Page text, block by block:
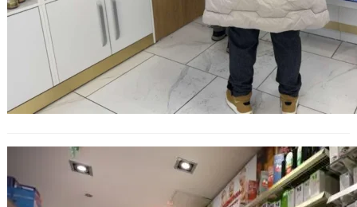
Сигнали за скъпи лекарства ще се
проверяват от здравното